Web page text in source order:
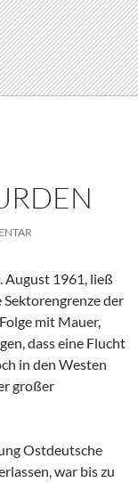
August 1961, ließ
der
mit Mauer,
dass eine Flucht
in den Westen
großer
Ostdeutsche
war bis zu